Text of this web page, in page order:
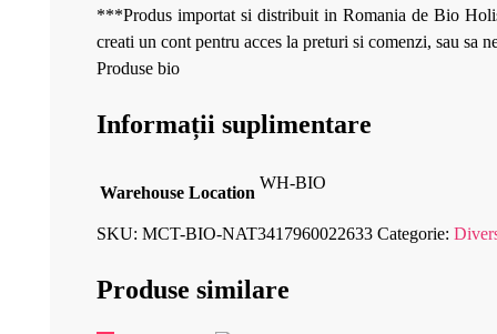
***Produs importat si distribuit in Romania de Bio
creati un cont pentru acces la preturi si comenzi, sau sa
Produse bio
Informații suplimentare
Warehouse Location
WH-BIO
SKU: MCT-BIO-NAT3417960022633 Categorie:
Produse similare